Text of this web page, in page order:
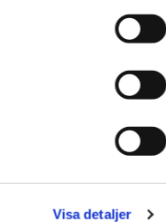
Visa detaljer